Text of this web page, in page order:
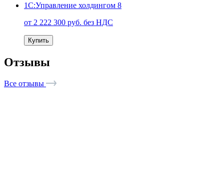
1С:Управление холдингом 8
от 2 222 300 руб. без НДС
Купить
Отзывы
Все отзывы